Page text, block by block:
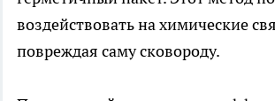
воздействовать на химические
повреждая саму сковороду.